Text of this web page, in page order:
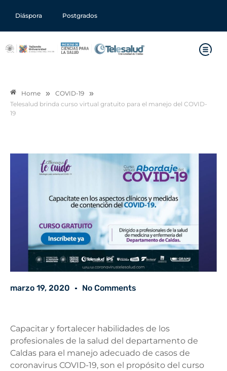
Diáspora Postgrados
Home » COVID-19 »
Telesalud brinda curso virtual gratuito para el manejo del COVID-
19
marzo 19, 2020 No Comments
Capacitar y fortalecer habilidades de los
profesionales de la salud del departamento de
Caldas para el manejo adecuado de casos de
coronavirus COVID-19, son el propósito del curso